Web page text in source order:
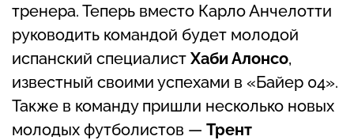
тренера. Теперь вместо Карло Анчелотти
руководить командой будет молодой
испанский специалист Хаби Алонсо,
известный своими успехами в «Байер 04».
Также в команду пришли несколько новых
молодых футболистов — Трент